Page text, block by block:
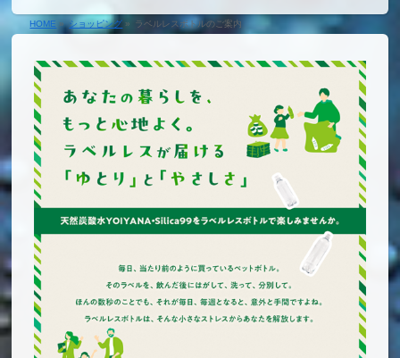
HOME » ショッピング » ラベルレスボトルのご案内